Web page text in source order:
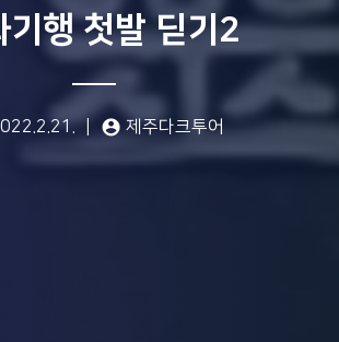
기행 첫발 딛기2
시일: account_circle 글쓴이:
제주다크투어